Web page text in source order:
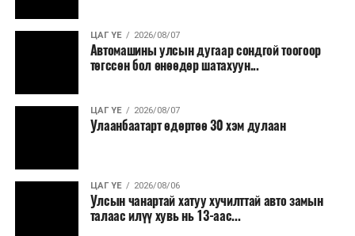
үргэлжилнэ гэж Ерөнхий сайд Н.Учрал онцоллоо.
Мөн бүх шатны төсвийн ерөнхийлөн захирагч нарт
салбар бүрдээ урсгал зардлыг 20 хувиар бууруулах,
нөхөн томилгоо хийхгүй байх, аялал, амралт, зугаалга,
хамт олны урлаг, спортын арга хэмжээг зохион
байгуулахгүй байх, төрийн албанд шинэ орон тоо бий
сургалтыг цахим хэлбэрт шилжүүлэх, төрийн албан
хаагчдыг зарим өдрүүдэд цахимаар ажиллуулах арга
хэмжээг үргэлжлүүлэхийг үүрэг болголоо.
ЦАГ ҮЕ 2026/08/07
Автомашины улсын дугаар сондгой тоогоор
төгссөн бол өнөөдөр шатахуун...
ЦАГ ҮЕ 2026/08/07
Улаанбаатарт өдөртөө 30 хэм дулаан
ЦАГ ҮЕ 2026/08/06
Улсын чанартай хатуу хучилттай авто замын
талаас илүү хувь нь 13-аас...